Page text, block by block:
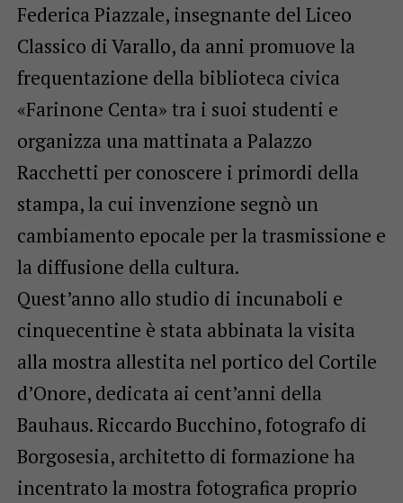
Federica Piazzale, insegnante del Liceo
Classico di Varallo, da anni promuove la
frequentazione della biblioteca civica
«Farinone Centa» tra i suoi studenti e
organizza una mattinata a Palazzo
Racchetti per conoscere i primordi della
stampa, la cui invenzione segnò un
cambiamento epocale per la trasmissione e
la diffusione della cultura.
Quest’anno allo studio di incunaboli e
cinquecentine è stata abbinata la visita
alla mostra allestita nel portico del Cortile
d’Onore, dedicata ai cent’anni della
Bauhaus. Riccardo Bucchino, fotografo di
Borgosesia, architetto di formazione ha
incentrato la mostra fotografica proprio